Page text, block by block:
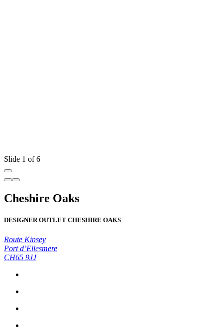
Slide 1 of 6
Cheshire Oaks
DESIGNER OUTLET CHESHIRE OAKS
Route Kinsey
Port d’Ellesmere
CH65 9JJ